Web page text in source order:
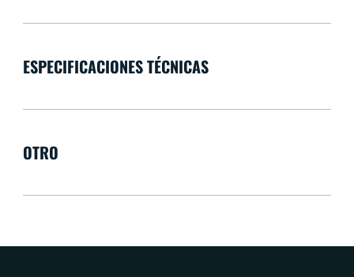
ESPECIFICACIONES TÉCNICAS
OTRO